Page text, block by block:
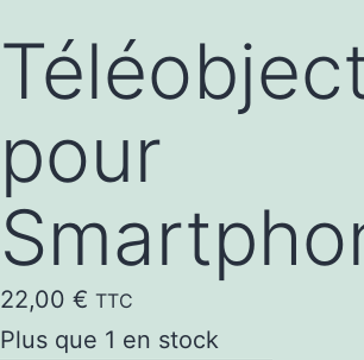
pour
22,00 € TTC
Plus que 1 en stock